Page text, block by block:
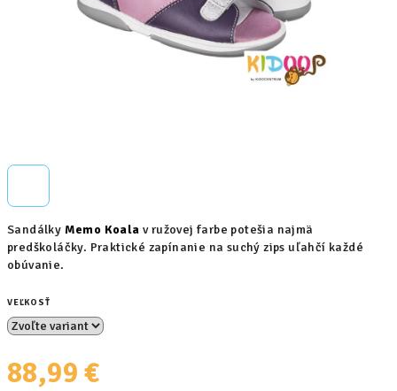
Sandálky Memo Koala v ružovej farbe potešia najmä
predškoláčky. Praktické zapínanie na suchý zips uľahčí každé
obúvanie.
VEĽKOSŤ
88,99 €